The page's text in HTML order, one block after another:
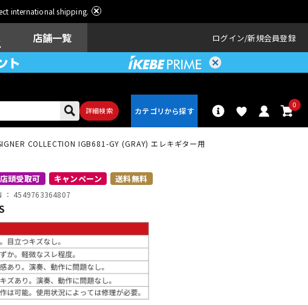
international shipping.
店舗一覧 ログイン 新規会員登録
詳細検索
0
ドラム
配信/ライブ
機器
COLLECTION IGB681-GY (GRAY) エレキギター用
頭受取可 キャンペーン 送料無料
： 4549763364807